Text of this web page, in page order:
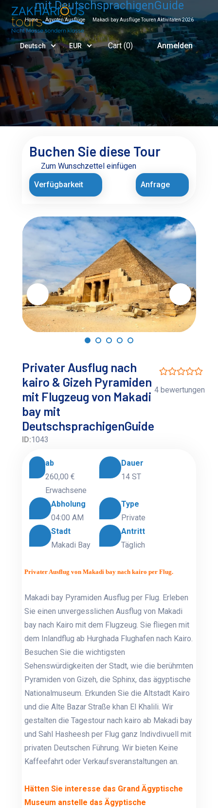
Deutsch EUR Cart (0) Anmelden
mit DeutschsprachigenGuide
Home Ägypten Ausflüge Makadi bay Ausflüge Touren Aktivitäten 2026
Privater Ausflug nach
kairo & Gizeh Pyramiden
mit Flugzeug von Makadi
bay mit
DeutschsprachigenGuide
ID:1043
4 bewertungen
ab
260,00 €
Erwachsene
Dauer
14 ST
Abholung
04:00 AM
Type
Private
Stadt
Makadi Bay
Antritt
Täglich
Privater Ausflug von Makadi bay nach kairo per Flug.
Makadi bay Pyramiden Ausflug per Flug. Erleben
Sie einen unvergesslichen Ausflug von Makadi
bay nach Kairo mit dem Flugzeug. Sie fliegen mit
dem Inlandflug ab Hurghada Flughafen nach Kairo.
Besuchen Sie die wichtigsten
Sehenswürdigkeiten der Stadt, wie die berühmten
Pyramiden von Gizeh, die Sphinx, das ägyptische
Nationalmuseum. Erkunden Sie die Altstadt Kairo
und die Alte Bazar Straße khan El Khalili. Wir
gestalten die Tagestour nach kairo ab Makadi bay
und Sahl Hasheesh per Flug ganz Indivdivuell mit
privaten Deutschen Führung. Wir bieten Keine
Kaffeefahrt oder Verkaufsveranstaltungen an.
Hätten Sie interesse das Grand Ägyptische
Museum anstelle das Ägyptische
Buchen Sie diese Tour
Zum Wunschzettel einfügen
Verfügbarkeit
Anfrage